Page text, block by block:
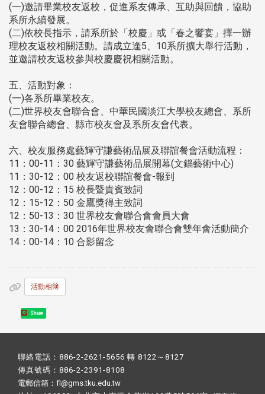
(一)邀請畢業校友返校，促進系友傳承、互助與回饋，協助
系所永續發展。
(二)依校長指示，請系所於「校慶」或「春之饗宴」擇一辦
理校友返校相關活動。請成立逢5、10系所擴大舉行活動，
並邀請校友返校參與校慶慶祝相關活動。
五、活動對象：
(一)各系所畢業校友。
(二)世界校友會聯合會、中華民國淡江大學校友總會、系所
友會聯合總會、縣市校友會及系所友會代表。
六、校友服務處藝輝守謙藝術品展及聯誼餐會活動流程：
11：00-11：30 藝輝守謙藝術品展開幕(文錙藝術中心)
11：30-12：00 校友返校聯誼餐會-報到
12：00-12：15 校長暨貴賓致詞
12：15-12：50 金鷹獎得主致詞
12：50-13：30 世界校友會聯合會會員大會
13：30-14：00 2016年世界校友會聯合會雙年會活動簡介
14：00-14：10 合影留念
活動相簿
Share
聯絡電話：886-2-2621-5656 轉 8122～8127
傳真號碼：886-2-2391-8108
電郵信箱：fl@gms.tku.edu.tw